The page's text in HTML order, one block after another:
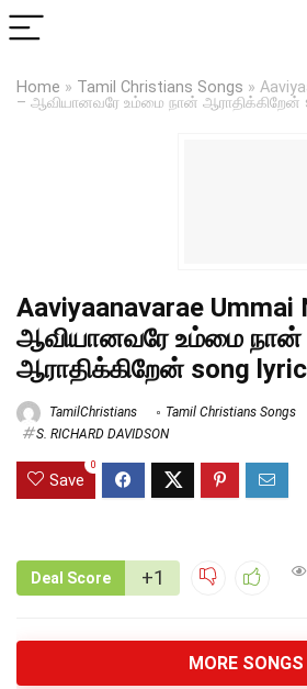
Home » Tamil Christians Songs »
– ஆவியானவரே உம்மை நான் ஆராதிக்கிறேன்
Aaviyaanavarae Ummai
ஆவியானவரே உம்மை நான்
ஆராதிக்கிறேன் song
TamilChristians
Tamil Christians Songs
S. RICHARD DAVIDSON
Save
0
Deal Score +1
MORE SONGS